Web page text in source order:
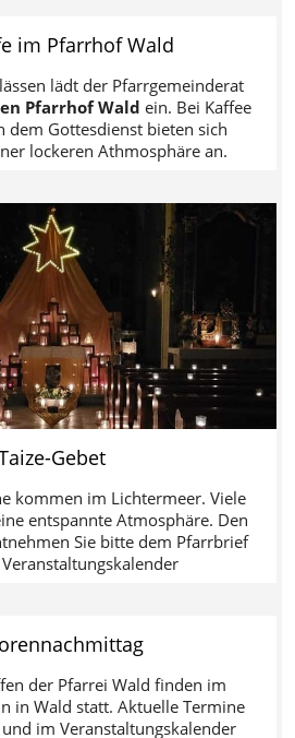
im Pfarrhof Wald
lädt der Pfarrgemeinderat
Pfarrhof Wald ein. Bei Kaffee
dem Gottesdienst bieten sich
lockeren Athmosphäre an.
Gebet
kommen im Lichtermeer. Viele
entspannte Atmosphäre. Den
Sie bitte dem Pfarrbrief
der Pfarrei Wald finden im
in Wald statt. Aktuelle Termine
im Veranstaltungskalender